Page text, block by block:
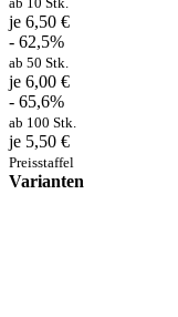
je 6,50 €
- 62,5%
ab 50 Stk.
je 6,00 €
- 65,6%
ab 100 Stk.
je 5,50 €
Preisstaffel
Varianten